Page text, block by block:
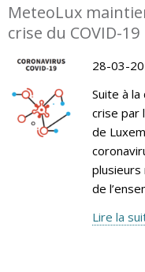
MeteoLux
crise du COVID-19
28-03-
Suite à
crise par
de
plusieurs
de
Lire la